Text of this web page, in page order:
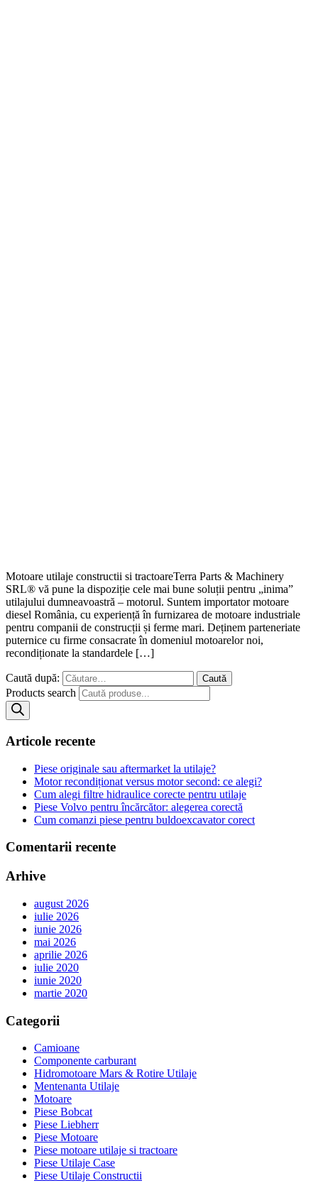
Motoare utilaje constructii si tractoareTerra Parts & Machinery
SRL® vă pune la dispoziție cele mai bune soluții pentru „inima”
utilajului dumneavoastră – motorul. Suntem importator motoare
diesel România, cu experiență în furnizarea de motoare industriale
pentru companii de construcții și ferme mari. Deținem parteneriate
puternice cu firme consacrate în domeniul motoarelor noi,
recondiționate la standardele […]
Caută după:
Products search
Articole recente
Piese originale sau aftermarket la utilaje?
Motor recondiționat versus motor second: ce alegi?
Cum alegi filtre hidraulice corecte pentru utilaje
Piese Volvo pentru încărcător: alegerea corectă
Cum comanzi piese pentru buldoexcavator corect
Comentarii recente
Arhive
august 2026
iulie 2026
iunie 2026
mai 2026
aprilie 2026
iulie 2020
iunie 2020
martie 2020
Categorii
Camioane
Componente carburant
Hidromotoare Mars & Rotire Utilaje
Mentenanta Utilaje
Motoare
Piese Bobcat
Piese Liebherr
Piese Motoare
Piese motoare utilaje si tractoare
Piese Utilaje Case
Piese Utilaje Constructii